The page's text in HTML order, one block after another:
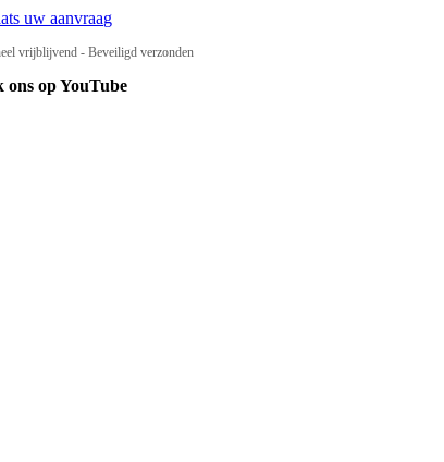
uw aanvraag
vrijblijvend - Beveiligd verzonden
ons op YouTube